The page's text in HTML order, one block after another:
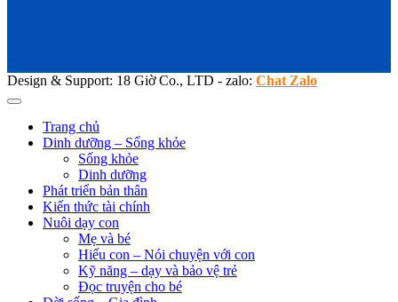
Design & Support: 18 Giờ Co., LTD - zalo: Chat Zalo
Trang chủ
Dinh dưỡng – Sống khỏe
Sống khỏe
Dinh dưỡng
Phát triển bản thân
Kiến thức tài chính
Nuôi dạy con
Mẹ và bé
Hiểu con – Nói chuyện với con
Kỹ năng – dạy và bảo vệ trẻ
Đọc truyện cho bé